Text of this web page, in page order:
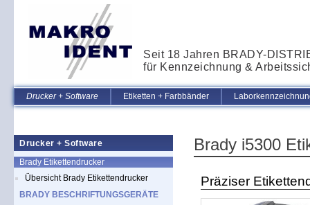
Seit 18 Jahren BRADY-
für Kennzeichnung &
Drucker + Software Etiketten + Farbbänder
Drucker + Software
Brady Etikettendrucker
Übersicht Brady Etikettendrucker
BRADY BESCHRIFTUNGSGERÄTE
Brady i5300
Präziser